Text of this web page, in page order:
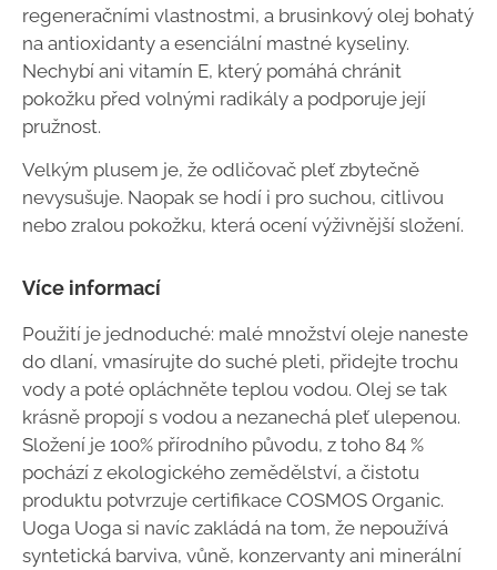
regeneračními vlastnostmi, a brusinkový olej bohatý
na antioxidanty a esenciální mastné kyseliny.
Nechybí ani vitamín E, který pomáhá chránit
pokožku před volnými radikály a podporuje její
pružnost.
Velkým plusem je, že odličovač pleť zbytečně
nevysušuje. Naopak se hodí i pro suchou, citlivou
nebo zralou pokožku, která ocení výživnější složení.
Více informací
Použití je jednoduché: malé množství oleje naneste
do dlaní, vmasírujte do suché pleti, přidejte trochu
vody a poté opláchněte teplou vodou. Olej se tak
krásně propojí s vodou a nezanechá pleť ulepenou.
Složení je 100% přírodního původu, z toho 84 %
pochází z ekologického zemědělství, a čistotu
produktu potvrzuje certifikace COSMOS Organic.
Uoga Uoga si navíc zakládá na tom, že nepoužívá
syntetická barviva, vůně, konzervanty ani minerální